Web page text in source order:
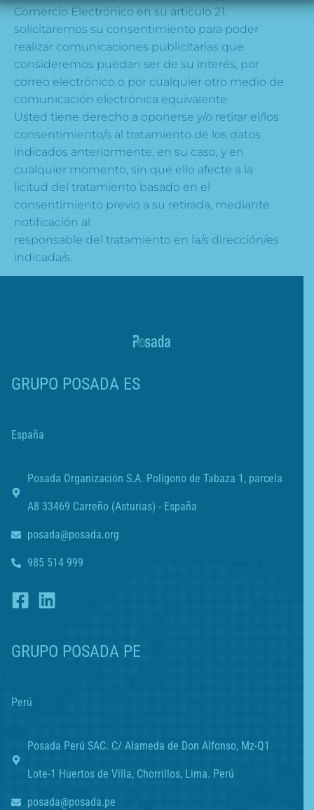
Comercio Electrónico en su artículo 21,
solicitaremos su consentimiento para poder
realizar comunicaciones publicitarias que
consideremos puedan ser de su interés, por
correo electrónico o por cualquier otro medio de
comunicación electrónica equivalente.
Usted tiene derecho a oponerse y/o retirar el/los
consentimiento/s al tratamiento de los datos
indicados anteriormente, en su caso, y en
cualquier momento, sin que ello afecte a la
licitud del tratamiento basado en el
consentimiento previo a su retirada, mediante
notificación al
responsable del tratamiento en la/s dirección/es
indicada/s.
GRUPO POSADA ES
España
Posada Organización S.A. Polígono de Tabaza 1, parcela
A8 33469 Carreño (Asturias) - España
posada@posada.org
985 514 999
GRUPO POSADA PE
Perú
Posada Perú SAC. C/ Alameda de Don Alfonso, Mz-Q1
Lote-1 Huertos de Villa, Chorrillos, Lima. Perú
posada@posada.pe